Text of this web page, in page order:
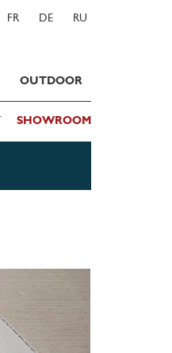
FR DE RU
OUTDOOR
SHOWROOM